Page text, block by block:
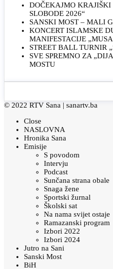
DOČEKAJMO
SLOBODE 2026“
SANSKI MOST – MALI
KONCERT ISLAMSKE
MANIFESTACIJE
STREET BALL TURNIR
SVE SPREMNO ZA
MOSTU
© 2022 RTV Sana | sanartv.ba
Close
NASLOVNA
Hronika Sana
Emisije
S povodom
Intervju
Podcast
Sunčana strana obale
Snaga žene
Sportski žurnal
Školski sat
Na nama svijet ostaje
Ramazanski program
Izbori 2022
Izbori 2024
Jutro na Sani
Sanski Most
BiH